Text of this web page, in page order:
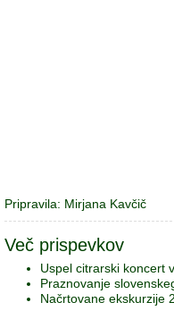
Pripravila: Mirjana Kavčič
Več prispevkov
Uspel citrarski koncert
Praznovanje
Načrtovane ekskurzije